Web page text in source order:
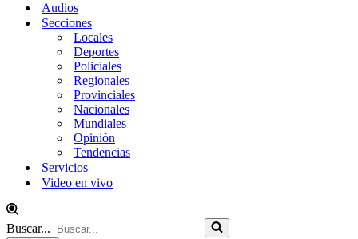
Audios
Secciones
Locales
Deportes
Policiales
Regionales
Provinciales
Nacionales
Mundiales
Opinión
Tendencias
Servicios
Video en vivo
Buscar...